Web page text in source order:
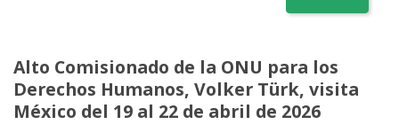
Alto Comisionado de la ONU para los
Derechos Humanos, Volker Türk, visita
México del 19 al 22 de abril de 2026